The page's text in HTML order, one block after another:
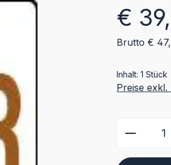
Regulärer
€
Brutto €
Inhalt:1 Stück
Preise